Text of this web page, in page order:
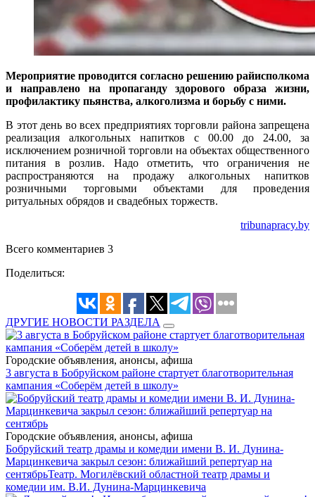
Мероприятие проводится согласно решению райисполкома
и направлено на пропаганду здорового образа жизни,
профилактику пьянства, алкоголизма и борьбу с ними.
В этот день во всех предприятиях торговли района запрещена
реализация алкогольных напитков с 00.00 до 24.00, за
исключением розничной торговли на объектах общественного
питания в розлив. Надо отметить, что ограничения не
распространяются на продажу алкогольных напитков
розничными торговыми объектами для проведения
ритуальных обрядов и свадебных торжеств.
tribunapracy.by
Всего комментариев 3
Поделиться:
ДРУГИЕ НОВОСТИ РАЗДЕЛА
Городские объявления, анонсы, афиша
3 августа в Бобруйском районе стартует благотворительная
кампания «Соберём детей в школу»
Городские объявления, анонсы, афиша
Бобруйский театр драмы и комедии имени В. И. Дунина-
Марцинкевича закрыл сезон: ближайший репертуар на
сентябрьТеатр. Могилёвский областной театр драмы и
комедии им. В.И. Дунина-Марцинкевича